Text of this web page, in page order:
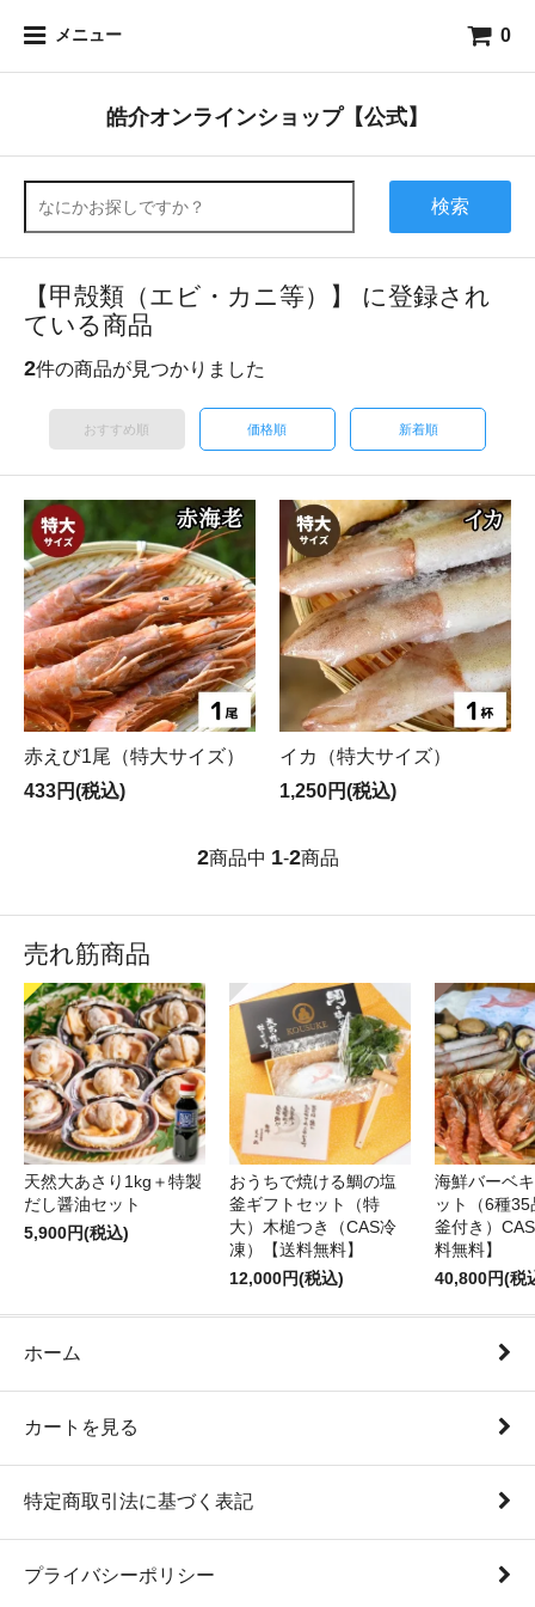
メニュー 0
皓介オンラインショップ【公式】
検索
【甲殻類（エビ・カニ等）】 に登録され
ている商品
2件の商品が見つかりました
おすすめ順 価格順 新着順
赤えび1尾（特大サイズ）
433円(税込)
イカ（特大サイズ）
1,250円(税込)
2商品中 1-2商品
売れ筋商品
天然大あさり1kg＋特製
だし醤油セット
5,900円(税込)
おうちで焼ける鯛の塩
釜ギフトセット（特
大）木槌つき（CAS冷
凍）【送料無料】
12,000円(税込)
海鮮バーベ
ット（6種
釜付き）
料無料】
40,800円(税
ホーム
カートを見る
特定商取引法に基づく表記
プライバシーポリシー